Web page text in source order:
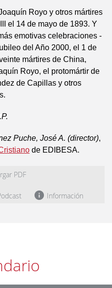
Royo y otros mártires
el 14 de mayo de 1893. Y
emotivas celebraciones -
del Año 2000, el 1 de
mártires de China,
Royo, el protomártir de
de Capillas y otros
Puche, José A. (director),
de EDIBESA.
PDF
Información